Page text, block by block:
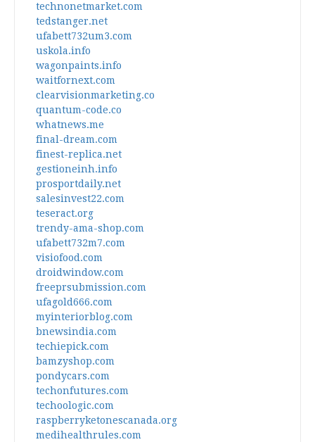
technonetmarket.com
tedstanger.net
ufabett732um3.com
uskola.info
wagonpaints.info
waitfornext.com
clearvisionmarketing.co
quantum-code.co
whatnews.me
final-dream.com
finest-replica.net
gestioneinh.info
prosportdaily.net
salesinvest22.com
teseract.org
trendy-ama-shop.com
ufabett732m7.com
visiofood.com
droidwindow.com
freeprsubmission.com
ufagold666.com
myinteriorblog.com
bnewsindia.com
techiepick.com
bamzyshop.com
pondycars.com
techonfutures.com
techoologic.com
raspberryketonescanada.org
medihealthrules.com